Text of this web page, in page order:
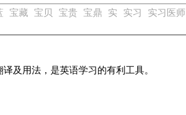
宝藏 宝贝 宝贵 宝鼎 实 实习 实习医师
及用法，是英语学习的有利工具。